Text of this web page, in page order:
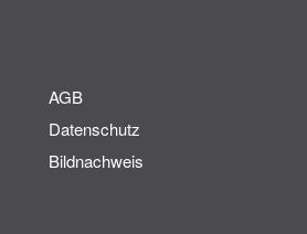
AGB
Datenschutz
Bildnachweis